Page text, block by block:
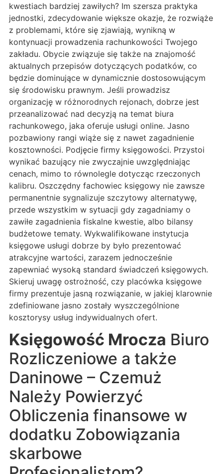
kwestiach bardziej zawiłych? Im szersza praktyka
jednostki, zdecydowanie większe okazje, że rozwiąże
z problemami, które się zjawiają, wynikną w
kontynuacji prowadzenia rachunkowości Twojego
zakładu. Obycie związuje się także na znajomość
aktualnych przepisów dotyczących podatków, co
będzie dominujące w dynamicznie dostosowującym
się środowisku prawnym. Jeśli prowadzisz
organizację w różnorodnych rejonach, dobrze jest
przeanalizować nad decyzją na temat biura
rachunkowego, jaka oferuje usługi online. Jasno
pozbawiony rangi wiąże się z nawet zagadnienie
kosztowności. Podjęcie firmy księgowości. Przystoi
wynikać bazujący nie zwyczajnie uwzględniając
cenach, mimo to równolegle dotycząc rzeczonych
kalibru. Oszczędny fachowiec księgowy nie zawsze
permanentnie sygnalizuje szczytowy alternatywę,
przede wszystkim w sytuacji gdy zagadniamy o
zawiłe zagadnienia fiskalne kwestie, albo bilansy
budżetowe tematy. Wykwalifikowane instytucja
księgowe usługi dobrze by było prezentować
atrakcyjne wartości, zarazem jednocześnie
zapewniać wysoką standard świadczeń księgowych.
Skieruj uwagę ostrożność, czy placówka księgowe
firmy prezentuje jasną rozwiązanie, w jakiej klarownie
zdefiniowane jasno zostały wyszczególnione
kosztorysy usług indywidualnych ofert.
Księgowość Mrocza Biuro
Rozliczeniowe a także
Daninowe – Czemuż
Należy Powierzyć
Obliczenia finansowe w
dodatku Zobowiązania
skarbowe